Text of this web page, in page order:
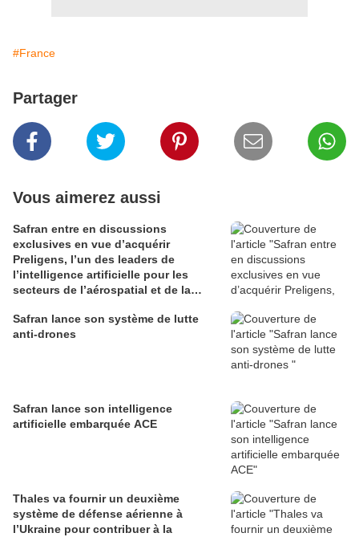
#France
Partager
Vous aimerez aussi
Safran entre en discussions
exclusives en vue d’acquérir
Preligens, l’un des leaders de
l’intelligence artificielle pour les
secteurs de l’aérospatial et de la
Safran lance son système de lutte
anti-drones
Safran lance son intelligence
artificielle embarquée ACE
Thales va fournir un deuxième
système de défense aérienne à
l’Ukraine pour contribuer à la